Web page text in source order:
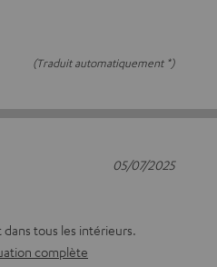
(Traduit automatiquement *)
tous les intérieurs.
complète
05/07/2025